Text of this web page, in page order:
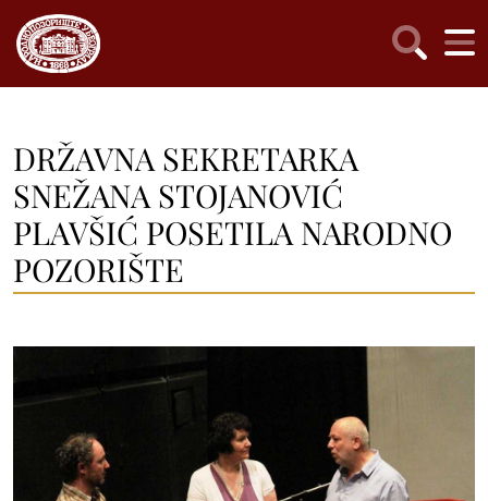
DRŽAVNA SEKRETARKA
SNEŽANA STOJANOVIĆ
PLAVŠIĆ POSETILA NARODNO
POZORIŠTE